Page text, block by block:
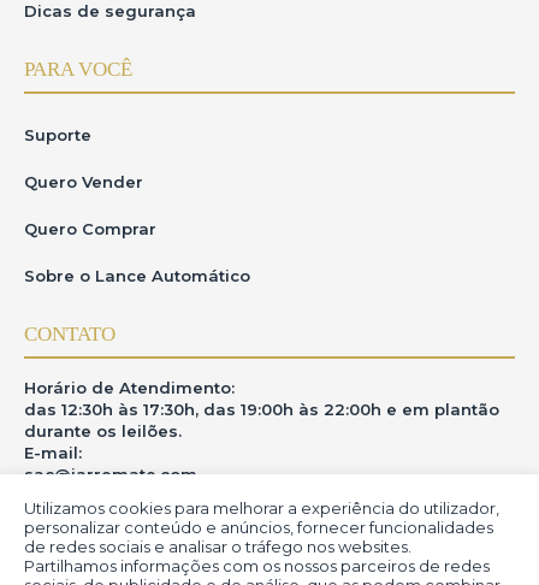
Utilizamos cookies para melhorar a experiência do utilizador,
personalizar conteúdo e anúncios, fornecer funcionalidades
de redes sociais e analisar o tráfego nos websites.
Partilhamos informações com os nossos parceiros de redes
Dicas de segurança
PARA VOCÊ
Suporte
Quero Vender
Quero Comprar
Sobre o Lance Automático
CONTATO
Horário de Atendimento:
das 12:30h às 17:30h, das 19:00h às 22:00h e em plantão
durante os leilões.
E-mail:
sac@iarremate.com
ONDE ESTAMOS
R. Heitor Modesto, 28 - Estação São Lourenço - MG